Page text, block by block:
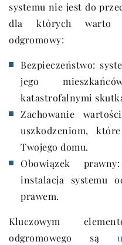
systemu nie jest do
dla których warto
odgromowy:
Bezpieczeństwo:
jego
katastrofalnymi
Zachowanie
uszkodzeniom,
Twojego domu.
Obowiązek
instalacja systemu
prawem.
Kluczowym
odgromowego są